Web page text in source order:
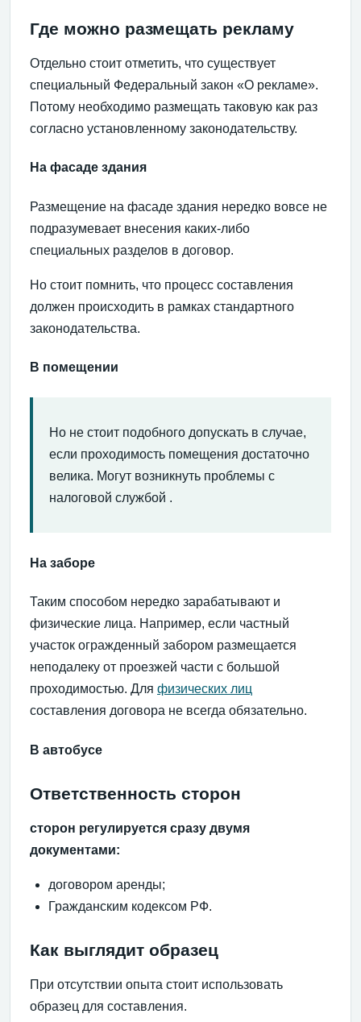
Где можно размещать рекламу
Отдельно стоит отметить, что существует
специальный Федеральный закон «О рекламе».
Потому необходимо размещать таковую как раз
согласно установленному законодательству.
На фасаде здания
Размещение на фасаде здания нередко вовсе не
подразумевает внесения каких-либо
специальных разделов в договор.
Но стоит помнить, что процесс составления
должен происходить в рамках стандартного
законодательства.
В помещении
Но не стоит подобного допускать в случае,
если проходимость помещения достаточно
велика. Могут возникнуть проблемы с
налоговой службой .
На заборе
Таким способом нередко зарабатывают и
физические лица. Например, если частный
участок огражденный забором размещается
неподалеку от проезжей части с большой
проходимостью. Для физических лиц
составления договора не всегда обязательно.
В автобусе
Ответственность сторон
сторон регулируется сразу двумя
документами:
договором аренды;
Гражданским кодексом РФ.
Как выглядит образец
При отсутствии опыта стоит использовать
образец для составления.